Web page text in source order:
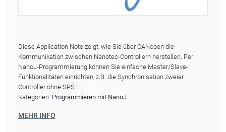
Diese Application Note zeigt, wie Sie über CANopen die
Kommunikation zwischen Nanotec-Controllern herstellen. Per
NanoJ-Programmierung können Sie einfache Master/Slave-
Funktionalitäten einrichten, z.B. die Synchronisation zweier
Controller ohne SPS.
Kategorien: Programmieren mit NanoJ
MEHR INFO